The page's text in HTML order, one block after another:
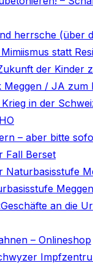
herrsche (über
statt
der Kinder
Meggen / JA zum
in der
– aber bitte
Fall Berset
Naturbasisstufe
Meggen
an die
– Onlineshop